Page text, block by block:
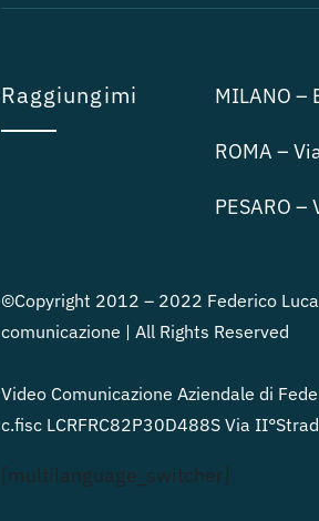
Raggiungimi MILANO –
ROMA –
PESARO –
©Copyright 2012 – 2022 Federico
comunicazione | All Rights Reserved
Video Comunicazione Aziendale di
c.fisc LCRFRC82P30D488S Via
[multilanguage_switcher]